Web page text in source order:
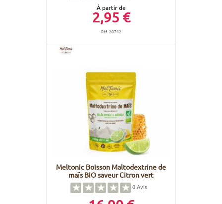
À partir de
2,95 €
Réf. 20742
Meltonic Boisson Maltodextrine de
maïs BIO saveur Citron vert
0Avis